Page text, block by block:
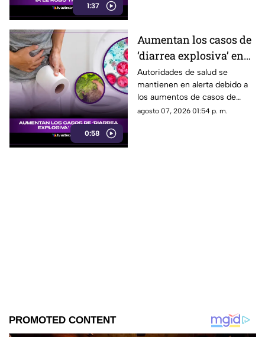
1:37
0:58
Aumentan los casos de
‘diarrea explosiva’ en
México; ¿hay casos en
Veracruz?
Autoridades de salud se
mantienen en alerta debido a
los aumentos de casos de
diarrea explosiva en la
agosto 07, 2026 01:54 p. m.